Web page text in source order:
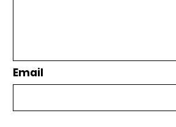
Email